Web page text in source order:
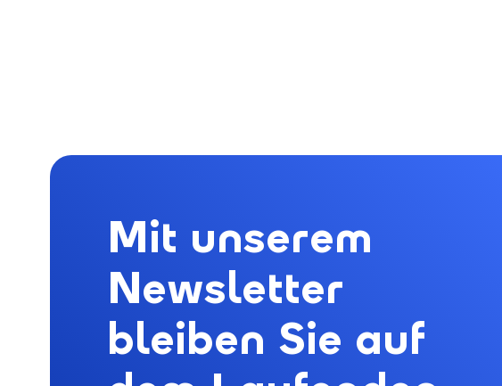
Mit unserem
Newsletter
bleiben Sie auf